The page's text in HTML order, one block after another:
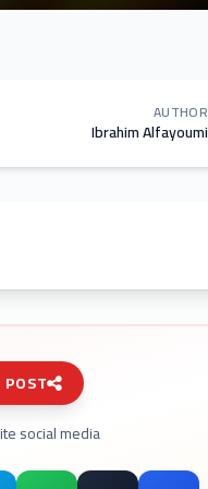
AUTHOR
Ibrahim Alfayoumi
POST
social media